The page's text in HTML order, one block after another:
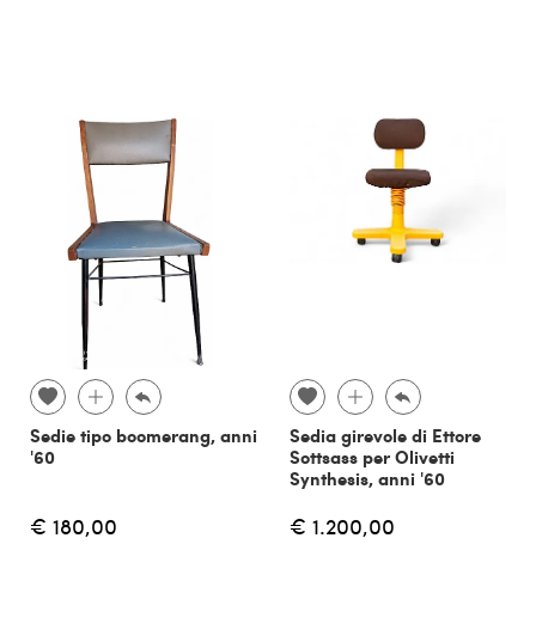
Sedie tipo boomerang, anni
'60
€ 180,00
Sedia girevole di Ettore
Sottsass per Olivetti
Synthesis, anni '60
€ 1.200,00